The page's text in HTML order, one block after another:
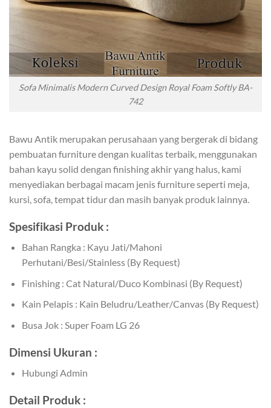
Sofa Minimalis Modern Curved Design Royal Foam Softly BA-
742
Bawu Antik merupakan perusahaan yang bergerak di bidang
pembuatan furniture dengan kualitas terbaik, menggunakan
bahan kayu solid dengan finishing akhir yang halus, kami
menyediakan berbagai macam jenis furniture seperti meja,
kursi, sofa, tempat tidur dan masih banyak produk lainnya.
Spesifikasi Produk :
Bahan Rangka : Kayu Jati/Mahoni
Perhutani/Besi/Stainless (By Request)
Finishing : Cat Natural/Duco Kombinasi (By Request)
Kain Pelapis : Kain Beludru/Leather/Canvas (By Request)
Busa Jok : Super Foam LG 26
Dimensi Ukuran :
Hubungi Admin
Detail Produk :